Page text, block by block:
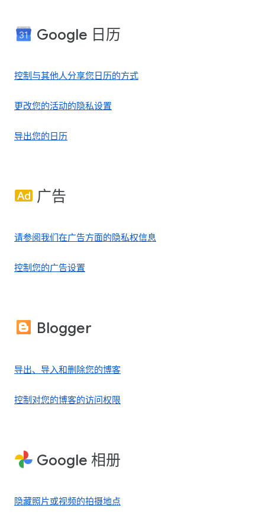
Google 日历
控制与其他人分享您日历的方式
更改您的活动的隐私设置
导出您的日历
广告
请参阅我们在广告方面的隐私权信息
控制您的广告设置
Blogger
导出、导入和删除您的博客
控制对您的博客的访问权限
Google 相册
隐藏照片或视频的拍摄地点